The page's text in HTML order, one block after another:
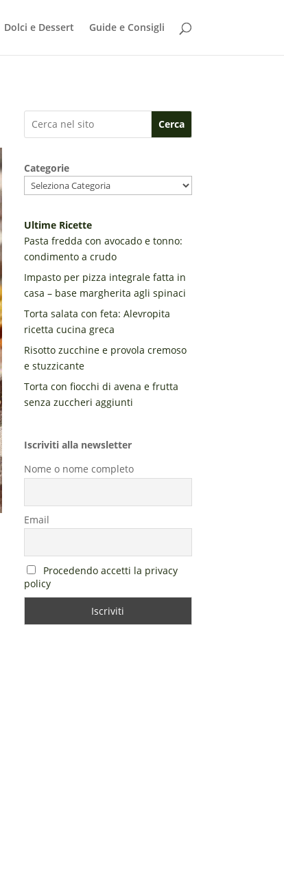
Dolci e Dessert Guide e Consigli
Cerca
Categorie
Ultime Ricette
Pasta fredda con avocado e tonno:
condimento a crudo
Impasto per pizza integrale fatta in
casa – base margherita agli spinaci
Torta salata con feta: Alevropita
ricetta cucina greca
Risotto zucchine e provola cremoso
e stuzzicante
Torta con fiocchi di avena e frutta
senza zuccheri aggiunti
Iscriviti alla newsletter
Nome o nome completo
Email
Procedendo accetti la privacy
policy